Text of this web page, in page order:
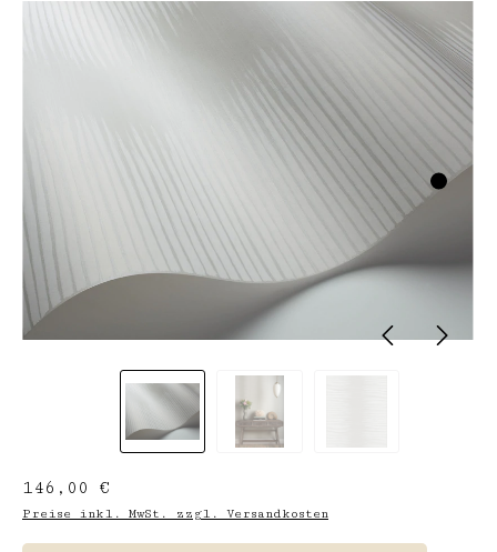
Regulärer Preis:
146,00 €
Preise inkl. MwSt. zzgl. Versandkosten